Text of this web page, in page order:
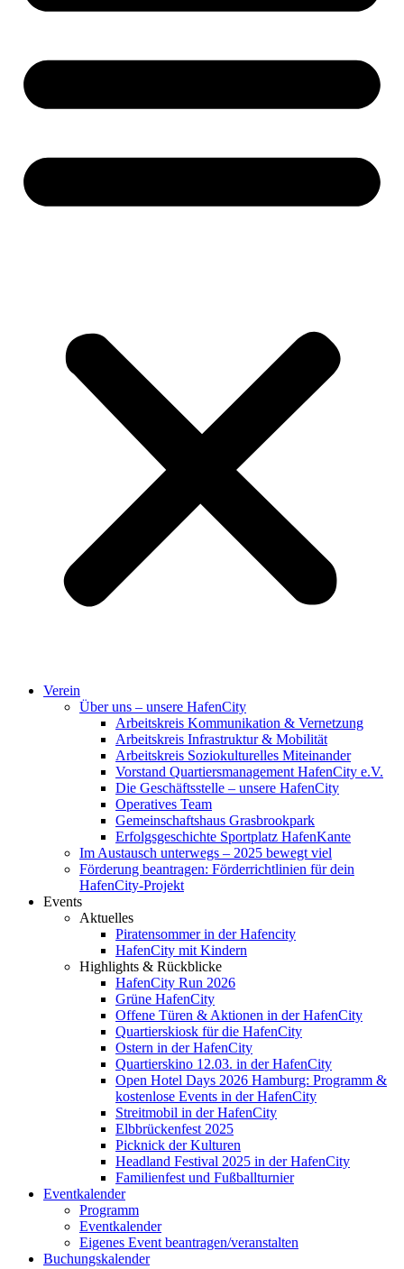
Verein
Über uns – unsere HafenCity
Arbeitskreis Kommunikation & Vernetzung
Arbeitskreis Infrastruktur & Mobilität
Arbeitskreis Soziokulturelles Miteinander
Vorstand Quartiersmanagement HafenCity e.V.
Die Geschäftsstelle – unsere HafenCity
Operatives Team
Gemeinschaftshaus Grasbrookpark
Erfolgsgeschichte Sportplatz HafenKante
Im Austausch unterwegs – 2025 bewegt viel
Förderung beantragen: Förderrichtlinien für dein
HafenCity-Projekt
Events
Aktuelles
Piratensommer in der Hafencity
HafenCity mit Kindern
Highlights & Rückblicke
HafenCity Run 2026
Grüne HafenCity
Offene Türen & Aktionen in der HafenCity
Quartierskiosk für die HafenCity
Ostern in der HafenCity
Quartierskino 12.03. in der HafenCity
Open Hotel Days 2026 Hamburg: Programm &
kostenlose Events in der HafenCity
Streitmobil in der HafenCity
Elbbrückenfest 2025
Picknick der Kulturen
Headland Festival 2025 in der HafenCity
Familienfest und Fußballturnier
Eventkalender
Programm
Eventkalender
Eigenes Event beantragen/veranstalten
Buchungskalender